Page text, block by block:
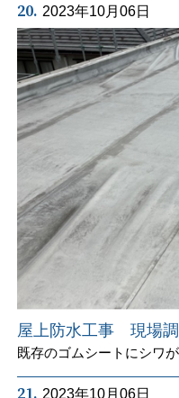
20. 2023年10月06日
屋上防水工事 現場調
既存のゴムシートにシワ
2023年10月06日